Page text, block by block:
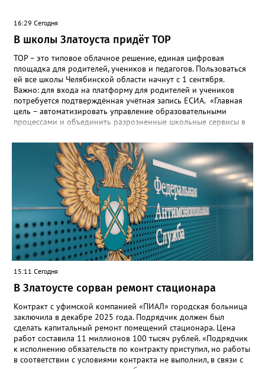
16:29 Сегодня
В школы Златоуста придёт ТОР
ТОР – это типовое облачное решение, единая цифровая
площадка для родителей, учеников и педагогов. Пользоваться
ей все школы Челябинской области начнут с 1 сентября.
Важно: для входа на платформу для родителей и учеников
потребуется подтверждённая учётная запись ЕСИА. «Главная
цель – автоматизировать управление образовательными
процессами и объединить разрозненные школьные сервисы в
региональном министерстве образования. - Платформа ТОР
“Моя школа” объединит все школьные сервисы в единую
безопасную государственную экосистему. Предполагается, что
переход пройдёт максимально комфортно для пользователей».
Привычные функции - оценки, расписание, домашние задания,
связь с учителями, знакомые пользователям экосистемы
«Госуслуги Моя школа», не просто сохранятся, они будут
собраны в одном месте, подчеркнули в ведомстве. Причём в
этом случае переход на ТОР станет вообще незаметным.
15:11 Сегодня
В Златоусте сорван ремонт стационара
Контракт с уфимской компанией «ПИАЛ» городская больница
заключила в декабре 2025 года. Подрядчик должен был
сделать капитальный ремонт помещений стационара. Цена
работ составила 11 миллионов 100 тысяч рублей. «Подрядчик
к исполнению обязательств по контракту приступил, но работы
в соответствии с условиями контракта не выполнил, в связи с